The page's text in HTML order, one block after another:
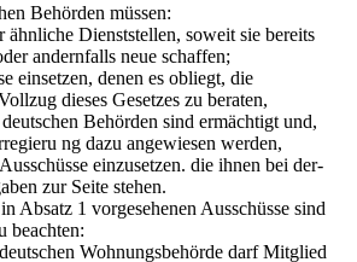
Behörden müssen:
ähnliche Dienststellen, soweit sie bereits
andernfalls neue schaffen;
einsetzen, denen es obliegt, die
dieses Gesetzes zu beraten,
Behörden sind er­mächtigt und,
ng dazu angewiesen werden,
einzusetzen. die ihnen bei der-
zur Seite stehen.
Absatz 1 vorgesehenen Ausschüsse sind
beachten:
Wohnungs­behörde darf Mitglied